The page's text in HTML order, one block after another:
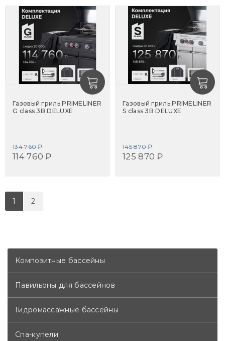
Композитные бассейны
Павильоны для бассейнов
Гидромассажные бассейны
Спа-купели
Газовый гриль PRIMELINER
G class 3B DELUXE
134 760 ₽
114 760 ₽
Газовый гриль PRIMELINER
S class 3B DELUXE
145 870 ₽
125 870 ₽
1 2